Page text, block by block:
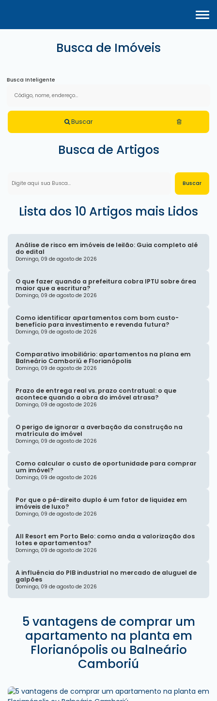
Busca de Imóveis
Busca Inteligente
Buscar
Busca de Artigos
Lista dos 10 Artigos mais Lidos
Análise de risco em imóveis de leilão: Guia completo alé
do edital
Domingo, 09 de agosto de 2026
O que fazer quando a prefeitura cobra IPTU sobre área
maior que a escritura?
Domingo, 09 de agosto de 2026
Como identificar apartamentos com bom custo-
benefício para investimento e revenda futura?
Domingo, 09 de agosto de 2026
Comparativo imobiliário: apartamentos na plana em
Balneário Camboriú e Florianópolis
Domingo, 09 de agosto de 2026
Prazo de entrega real vs. prazo contratual: o que
acontece quando a obra do imóvel atrasa?
Domingo, 09 de agosto de 2026
O perigo de ignorar a averbação da construção na
matrícula do imóvel
Domingo, 09 de agosto de 2026
Como calcular o custo de oportunidade para comprar
um imóvel?
Domingo, 09 de agosto de 2026
Por que o pé-direito duplo é um fator de liquidez em
imóveis de luxo?
Domingo, 09 de agosto de 2026
All Resort em Porto Belo: como anda a valorização dos
lotes e apartamentos?
Domingo, 09 de agosto de 2026
A influência do PIB industrial no mercado de aluguel de
galpões
Domingo, 09 de agosto de 2026
5 vantagens de comprar um
apartamento na planta em
Florianópolis ou Balneário
Camboriú